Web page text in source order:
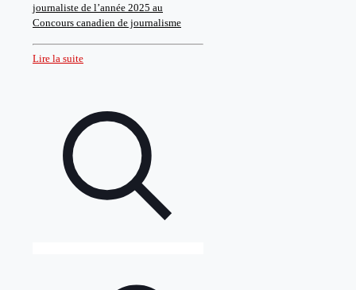
journaliste de l’année 2025 au
Concours canadien de journalisme
Lire la suite